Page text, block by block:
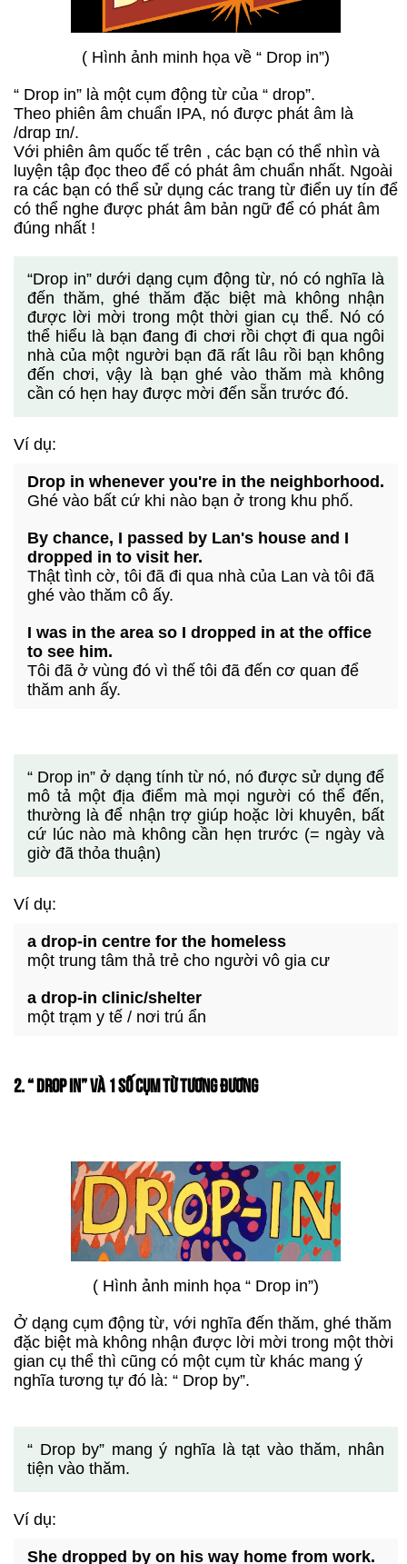
( Hình ảnh minh họa về “ Drop in”)
“ Drop in” là một cụm động từ của “ drop”.
Theo phiên âm chuẩn IPA, nó được phát âm là
/drɑp ɪn/.
Với phiên âm quốc tế trên , các bạn có thể nhìn và
luyện tập đọc theo để có phát âm chuẩn nhất. Ngoài
ra các bạn có thể sử dụng các trang từ điển uy tín để
có thể nghe được phát âm bản ngữ để có phát âm
đúng nhất !
“Drop in” dưới dạng cụm động từ, nó có nghĩa là
đến thăm, ghé thăm đặc biệt mà không nhận
được lời mời trong một thời gian cụ thể. Nó có
thể hiểu là bạn đang đi chơi rồi chợt đi qua ngôi
nhà của một người bạn đã rất lâu rồi bạn không
đến chơi, vậy là bạn ghé vào thăm mà không
cần có hẹn hay được mời đến sẵn trước đó.
Ví dụ:
Drop in whenever you're in the neighborhood.
Ghé vào bất cứ khi nào bạn ở trong khu phố.
By chance, I passed by Lan's house and I
dropped in to visit her.
Thật tình cờ, tôi đã đi qua nhà của Lan và tôi đã
ghé vào thăm cô ấy.
I was in the area so I dropped in at the office
to see him.
Tôi đã ở vùng đó vì thế tôi đã đến cơ quan để
thăm anh ấy.
“ Drop in” ở dạng tính từ nó, nó được sử dụng để
mô tả một địa điểm mà mọi người có thể đến,
thường là để nhận trợ giúp hoặc lời khuyên, bất
cứ lúc nào mà không cần hẹn trước (= ngày và
giờ đã thỏa thuận)
Ví dụ:
a drop-in centre for the homeless
một trung tâm thả trẻ cho người vô gia cư
a drop-in clinic/shelter
một trạm y tế / nơi trú ẩn
2. “ DROP IN” VÀ 1 SỐ CỤM TỪ TƯƠNG ĐƯƠNG
( Hình ảnh minh họa “ Drop in”)
Ở dạng cụm động từ, với nghĩa đến thăm, ghé thăm
đặc biệt mà không nhận được lời mời trong một thời
gian cụ thể thì cũng có một cụm từ khác mang ý
nghĩa tương tự đó là: “ Drop by”.
“ Drop by” mang ý nghĩa là tạt vào thăm, nhân
tiện vào thăm.
Ví dụ:
She dropped by on his way home from work.